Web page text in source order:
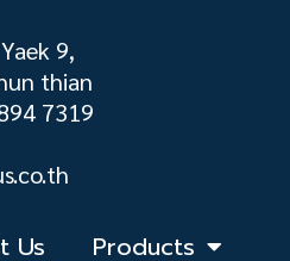
9,
thian
7319
Us Products